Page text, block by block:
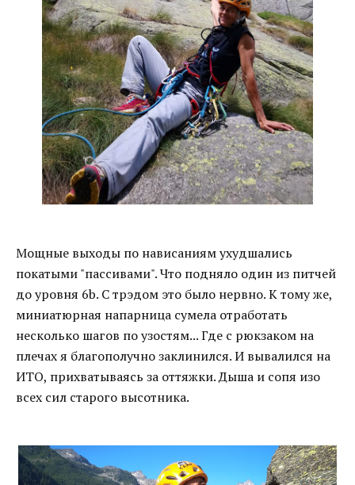
Мощные выходы по нависаниям ухудшались
покатыми "пассивами". Что подняло один из питчей
до уровня 6b. С трэдом это было нервно. К тому же,
миниатюрная напарница сумела отработать
несколько шагов по узостям... Где с рюкзаком на
плечах я благополучно заклинился. И вывалился на
ИТО, прихватываясь за оттяжки. Дыша и сопя изо
всех сил старого высотника.